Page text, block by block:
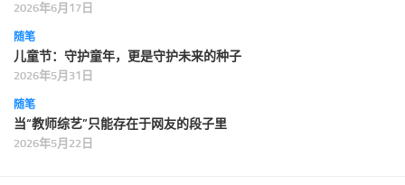
2026年6月17日
随笔
儿童节：守护童年，更是守护未来的种子
2026年5月31日
随笔
当“教师综艺”只能存在于网友的段子里
2026年5月22日